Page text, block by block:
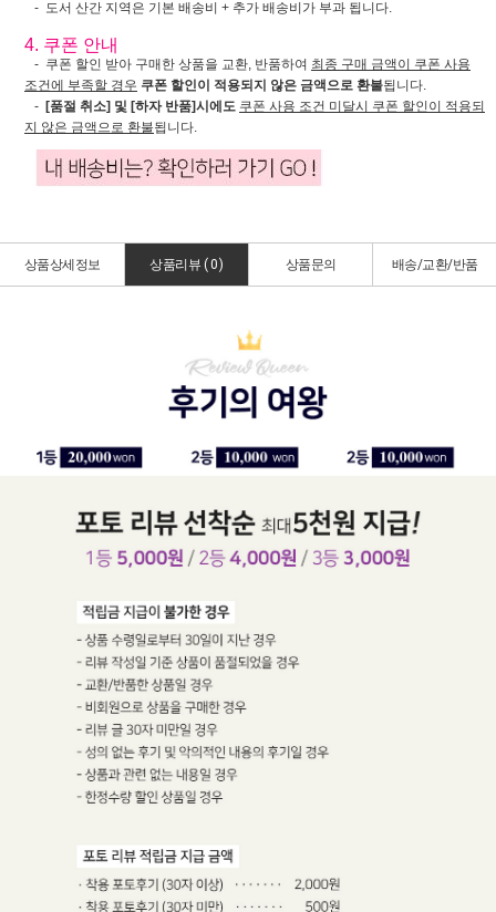
- 도서 산간 지역은 기본 배송비 + 추가 배송비가 부과 됩니다.
4. 쿠폰 안내
- 쿠폰 할인 받아 구매한 상품을 교환, 반품하여 최종 구매 금액이 쿠폰 사용
조건에 부족할 경우 쿠폰 할인이 적용되지 않은 금액으로 환불됩니다.
- [품절 취소] 및 [하자 반품]시에도 쿠폰 사용 조건 미달시 쿠폰 할인이 적용되
지 않은 금액으로 환불됩니다.
상품상세정보 상품리뷰 (0) 상품문의 배송/교환/반품